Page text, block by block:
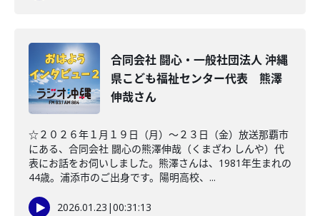
合同会社 闘心・一般社団法人 沖縄
県こども福祉センター代表 熊澤
伸哉さん
☆２０２６年１月１９日（月）～２３日（金）放送那覇市
にある、合同会社 闘心の熊澤伸哉（くまざわ しんや）代
表にお話をお伺いしました。熊澤さんは、1981年生まれの
44歳。浦添市のご出身です。陽明高校、...
2026.01.23 |00:31:13